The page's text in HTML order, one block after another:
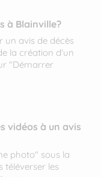
à Blainville?
un avis de décès
la création d'un
"Démarrer
vidéos à un avis
photo" sous la
téléverser les